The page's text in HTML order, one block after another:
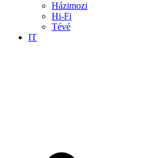
Házimozi
Hi-Fi
Tévé
IT